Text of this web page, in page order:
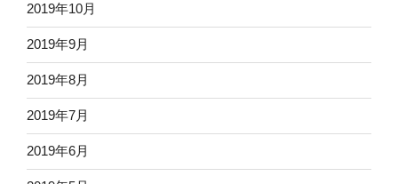
2019年10月
2019年9月
2019年8月
2019年7月
2019年6月